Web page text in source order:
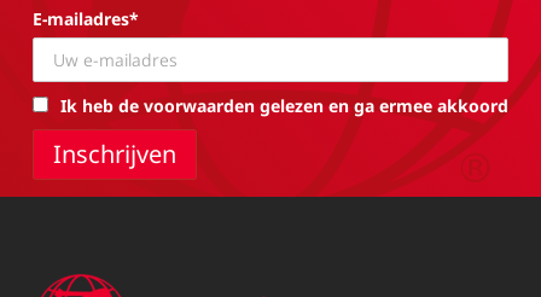
E-mailadres*
Ik heb de voorwaarden gelezen en ga ermee akkoord